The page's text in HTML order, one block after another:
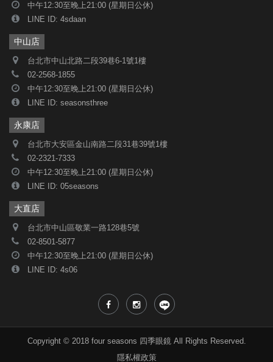
中午12:30至晚上21:00 (星期日公休)
LINE ID: 4sdaan
中山店
台北市中山北路二段39巷6-1號1樓
02-2568-1855
中午12:30至晚上21:00 (星期日公休)
LINE ID: seasonsthree
永康店
台北市大安區金山南路二段31巷39號1樓
02-2321-7333
中午12:30至晚上21:00 (星期日公休)
LINE ID: 05seasons
大直店
台北市中山區敬業一路128巷5號
02-8501-5877
中午12:30至晚上21:00 (星期日公休)
LINE ID: 4s06
Copyright © 2018 four seasons 四季眼鏡 All Rights Reserved.
隱私權政策